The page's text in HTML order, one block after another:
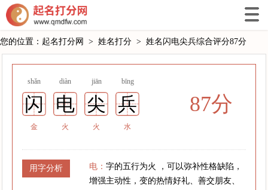
您的位置： 起名打分网 > 姓名打分 > 姓名闪电尖兵综合评分87分
shǎn diàn jiān bīng
闪 电 尖 兵
金 火 火 水
87分
用字分析 电：字的五行为火 ，可以弥补性格缺陷，
增强主动性，变的热情好礼、善交朋友、